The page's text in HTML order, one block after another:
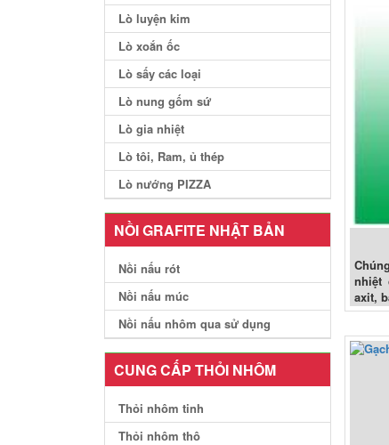
Lò luyện kim
Lò xoắn ốc
Lò sấy các loại
Lò nung gốm sứ
Lò gia nhiệt
Lò tôi, Ram, ủ thép
Lò nướng PIZZA
NỒI GRAFITE NHẬT BẢN
Nồi nấu rót
Nồi nấu múc
Nồi nấu nhôm qua sử dụng
CUNG CẤP THỎI NHÔM
Thỏi nhôm tinh
Thỏi nhôm thô
nhiệt
axit,